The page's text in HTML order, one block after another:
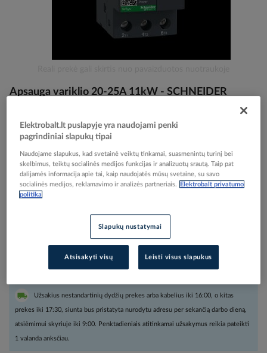
the
the
images
gallery
Apsauga variklio 20-25A 11kW - SCHNEIDER
EAN kodas
3389110343250
Gamintojo prekės kodas
Užsakius nestandartinių dydžių prekes arba kabelius iki 16:00, o kitas
prekes iki 17:30, siunta bus pristatyta nurodytu adresu per sekančią darbo dieną,
atsiėmimui skyriuje iki 9:00. Penktadieniais atitinkamai užsakymus reikia pateikti
1 valanda anksčiau.
Elektrobalt.lt puslapyje yra naudojami penki
pagrindiniai slapukų tipai
Naudojame slapukus, kad svetainė veiktų tinkamai, suasmenintų turinį bei
skelbimus, teiktų socialinės medijos funkcijas ir analizuotų srautą. Taip pat
dalijamės informacija apie tai, kaip naudojatės mūsų svetaine, su savo
socialinės medijos, reklamavimo ir analizės partneriais.
Elektrobalt privatumo
politika
Slapukų nustatymai
Atsisakyti visų Leisti visus slapukus